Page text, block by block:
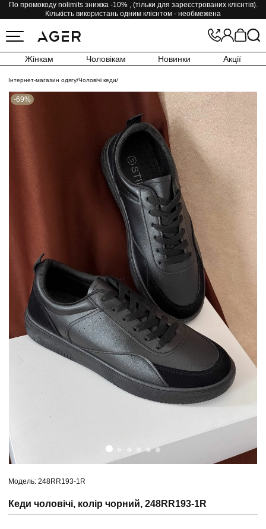
По промокоду nolimits знижка -10% , (тільки для зареєстрованих клієнтів).
Кількість використань одним клієнтом - необмежена
Жінкам Чоловікам Новинки Акції
Інтернет-магазин одягу/Чоловічі кеди/
-69%
Модель: 248RR193-1R
Кеди чоловічі, колір чорний, 248RR193-1R